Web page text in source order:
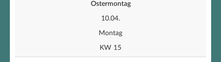
Ostermontag
10.04.
Montag
KW 15